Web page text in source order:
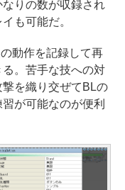
りの数が収録され
も可能だ。
動作を記録して再
。苦手な技への対
を織り交ぜてBLの
が可能なのが便利